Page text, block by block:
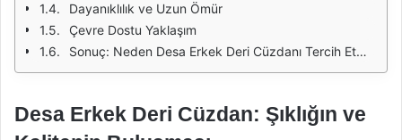
Dayanıklılık ve Uzun Ömür
Çevre Dostu Yaklaşım
Sonuç: Neden Desa Erkek Deri Cüzdanı Tercih Etmelisiniz?
Desa Erkek Deri Cüzdan: Şıklığın ve